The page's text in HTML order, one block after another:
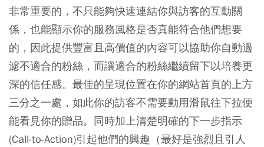
非常重要的，不只能夠快速連結你與訪客的互動關
係，也能顯示你的服務風格是否真能符合他們想要
的，因此提供豐富且高價值的內容可以協助你自動過
濾不適合的粉絲，而讓適合的粉絲繼續留下以培養更
深的信任感。最佳的呈現位置在你的網站首頁的上方
三分之一處，如此你的訪客不需要動用滑鼠往下拉便
能看見你的贈品。同時加上清楚明確的下一步指示
(Call-to-Action)引起他們的興趣（最好是強烈且引人